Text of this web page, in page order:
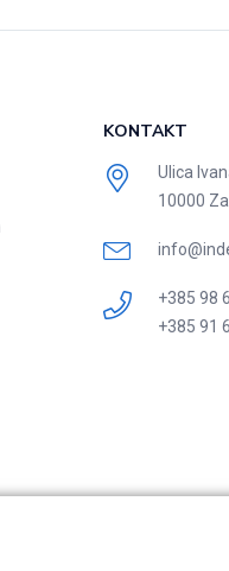
KONTAKT
Ulica
10000
+385 98
+385 91